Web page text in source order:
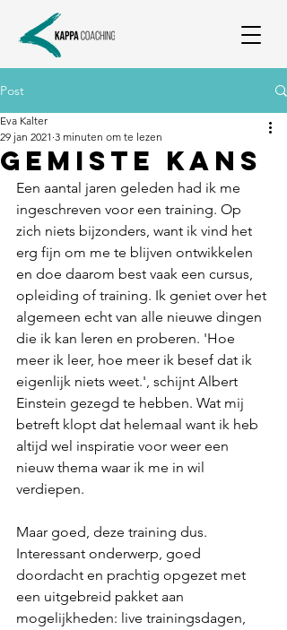
Post
Gemiste kans
Eva Kalter
29 jan 2021 3 minuten om te lezen
Een aantal jaren geleden had ik me
ingeschreven voor een training. Op
zich niets bijzonders, want ik vind het
erg fijn om me te blijven ontwikkelen
en doe daarom best vaak een cursus,
opleiding of training. Ik geniet over het
algemeen echt van alle nieuwe dingen
die ik kan leren en proberen. 'Hoe
meer ik leer, hoe meer ik besef dat ik
eigenlijk niets weet.', schijnt Albert
Einstein gezegd te hebben. Wat mij
betreft klopt dat helemaal want ik heb
altijd wel inspiratie voor weer een
nieuw thema waar ik me in wil
verdiepen.
Maar goed, deze training dus.
Interessant onderwerp, goed
doordacht en prachtig opgezet met
een uitgebreid pakket aan
mogelijkheden: live trainingsdagen,